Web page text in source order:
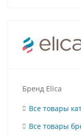
Бренд Elica
Все товары
Все товары